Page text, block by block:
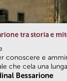
tra storia e
conoscere e
che cela una
Bessarione